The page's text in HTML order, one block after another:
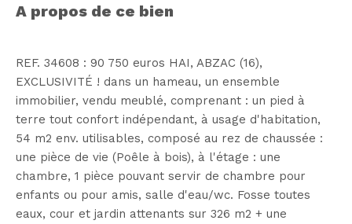
a propos de ce bien
REF. 34608 : 90 750 euros HAI, ABZAC (16),
EXCLUSIVITÉ ! dans un hameau, un ensemble
immobilier, vendu meublé, comprenant : un pied à
terre tout confort indépendant, à usage d'habitation,
54 m2 env. utilisables, composé au rez de chaussée :
une pièce de vie (Poêle à bois), à l'étage : une
chambre, 1 pièce pouvant servir de chambre pour
enfants ou pour amis, salle d'eau/wc. Fosse toutes
eaux, cour et jardin attenants sur 326 m2 + une